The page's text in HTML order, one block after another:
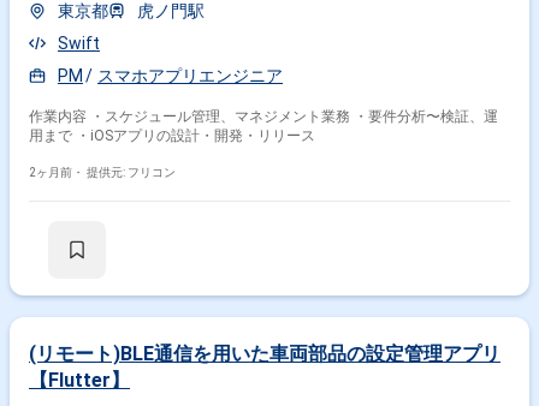
東京都
虎ノ門駅
Swift
PM
スマホアプリエンジニア
作業内容 ・スケジュール管理、マネジメント業務 ・要件分析〜検証、運
用まで ・iOSアプリの設計・開発・リリース
2ヶ月前・ 提供元: フリコン
(リモート)BLE通信を用いた車両部品の設定管理アプリ
【Flutter】